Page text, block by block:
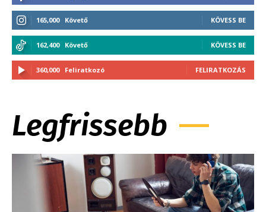
165,000 Követő KÖVESS BE
162,400 Követő KÖVESS BE
360,000 Feliratkozó FELIRATKOZÁS
Legfrissebb